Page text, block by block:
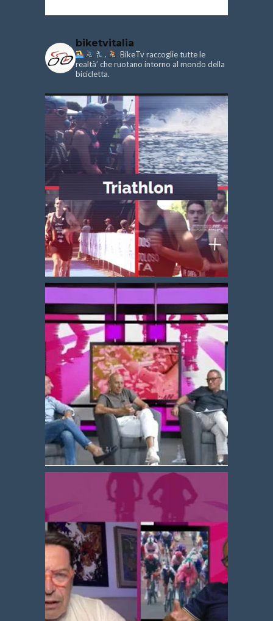
biketvitalia
.
BikeTv raccoglie tutte le
realtà’ che ruotano intorno al mondo della
bicicletta.